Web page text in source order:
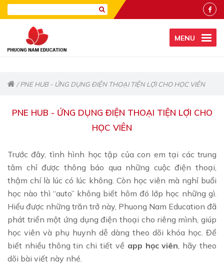
MENU
/ PNE HUB - ỨNG DỤNG ĐIỆN THOẠI TIỆN LỢI CHO HỌC VIÊN
PNE HUB - ỨNG DỤNG ĐIỆN THOẠI TIỆN LỢI CHO
HỌC VIÊN
Trước đây, tình hình học tập của con em tại các trung
tâm chỉ được thông báo qua những cuộc điện thoại,
thậm chí là lúc có lúc không. Còn học viên mà nghỉ buổi
học nào thì “auto” không biết hôm đó lớp học những gì.
Hiểu được những trăn trở này, Phuong Nam Education đã
phát triển một ứng dụng điện thoại cho riêng mình, giúp
học viên và phụ huynh dễ dàng theo dõi khóa học. Để
biết nhiều thông tin chi tiết về app học viên, hãy theo
dõi bài viết này nhé.